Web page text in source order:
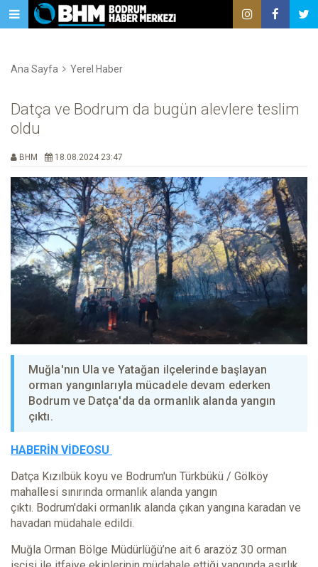
Ana Sayfa Yerel Haber
Datça ve Bodrum da bugün alevlere teslim
oldu
BHM 18.08.2024 23:47
Muğla'nın Ula ve Yatağan ilçelerinde başlayan
orman yangınlarıyla mücadele devam ederken
Bodrum ve Datça'da da ormanlık alanda yangın
çıktı.
HABERİN VİDEOSU
Datça Kızılbük koyu ve Bodrum'un Türkbükü / Gölköy
mahallesi sınırında ormanlık alanda yangın
çıktı. Bodrum'daki ormanlık alanda çıkan yangına karadan ve
havadan müdahale edildi.
Muğla Orman Bölge Müdürlüğü’ne ait 6 arazöz 30 orman